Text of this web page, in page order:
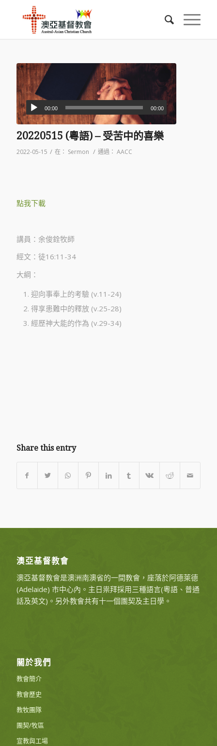
00:00 00:00
20220515 (粵語) – 受苦中的喜樂
2022-05-15 / 在： Sermon / 通過： AACC
點我下載
講員：余俊銓牧師
經文：徒16:11-34
大綱：
迎向事奉上的考驗 (v.11-24)
得享患難中的釋放 (v.25-28)
經歷神大能的作為 (v.29-34)
Share this entry
澳亞基督教會
澳亞基督教會是澳洲南澳省的一間教會，座落於阿德萊德
(Adelaide) 市中心內。主日祟拜採用三種語言(粵語、普通
話及英文)。另外教會共有十一個團契及主日學。
關於我們
教會簡介
教會歷史
教牧團隊
團契/牧區
宣教與工場